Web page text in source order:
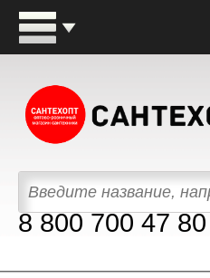
8 800 700 47 80